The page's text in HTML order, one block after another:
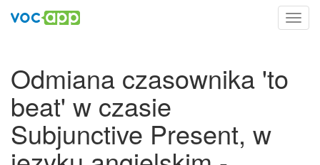
Odmiana czasownika 'to
beat' w czasie
Subjunctive Present, w